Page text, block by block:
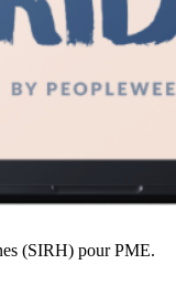
(SIRH) pour PME.